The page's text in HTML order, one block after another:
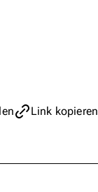
Link kopieren